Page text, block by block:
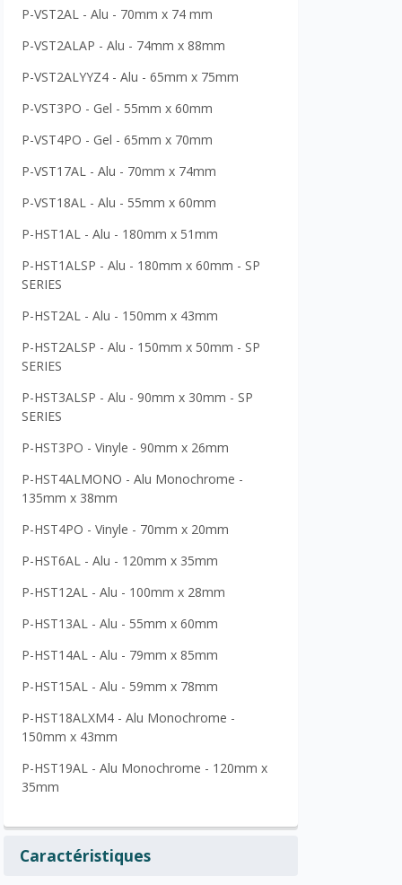
P-VST2AL - Alu - 70mm x 74 mm
P-VST2ALAP - Alu - 74mm x 88mm
P-VST2ALYYZ4 - Alu - 65mm x 75mm
P-VST3PO - Gel - 55mm x 60mm
P-VST4PO - Gel - 65mm x 70mm
P-VST17AL - Alu - 70mm x 74mm
P-VST18AL - Alu - 55mm x 60mm
P-HST1AL - Alu - 180mm x 51mm
P-HST1ALSP - Alu - 180mm x 60mm - SP
SERIES
P-HST2AL - Alu - 150mm x 43mm
P-HST2ALSP - Alu - 150mm x 50mm - SP
SERIES
P-HST3ALSP - Alu - 90mm x 30mm - SP
SERIES
P-HST3PO - Vinyle - 90mm x 26mm
P-HST4ALMONO - Alu Monochrome -
135mm x 38mm
P-HST4PO - Vinyle - 70mm x 20mm
P-HST6AL - Alu - 120mm x 35mm
P-HST12AL - Alu - 100mm x 28mm
P-HST13AL - Alu - 55mm x 60mm
P-HST14AL - Alu - 79mm x 85mm
P-HST15AL - Alu - 59mm x 78mm
P-HST18ALXM4 - Alu Monochrome -
150mm x 43mm
P-HST19AL - Alu Monochrome - 120mm x
35mm
Caractéristiques